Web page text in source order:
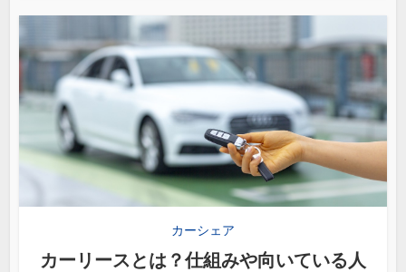
カーシェア
カーリースとは？仕組みや向いている人